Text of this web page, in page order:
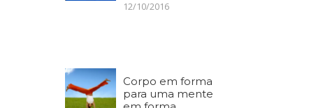
12/10/2016
Corpo em forma
para uma mente